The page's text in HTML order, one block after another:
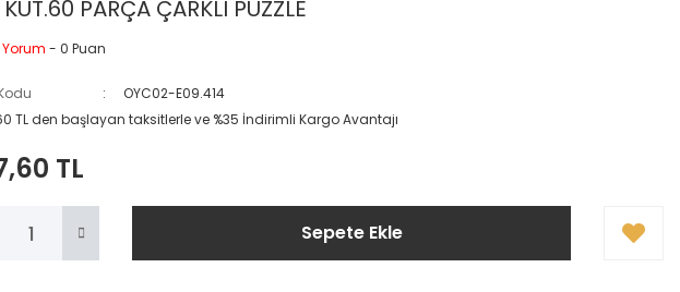
PARÇA ÇARKLI PUZZLE
- 0 Puan
OYC02-E09.414
TL den başlayan taksitlerle ve %35 İndirimli Kargo Avantajı
TL
Sepete Ekle